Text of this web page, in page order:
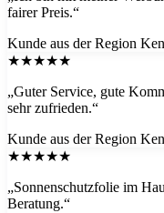
fairer Preis.“
Kunde aus der Region
★★★★★
„Guter Service, gute
sehr zufrieden.“
Kunde aus der Region
★★★★★
„Sonnenschutzfolie im
Beratung.“